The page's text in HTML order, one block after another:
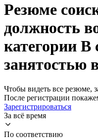
Резюме
должность
категории B
занятостью
Чтобы видеть все резюме,
После регистрации
Зарегистрироваться
За всё время
По соответствию